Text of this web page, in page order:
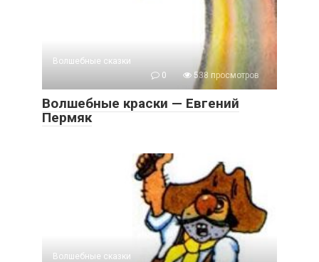
Волшебные сказки
0
538 просмотров
Волшебные краски — Евгений
Пермяк
Волшебные сказки